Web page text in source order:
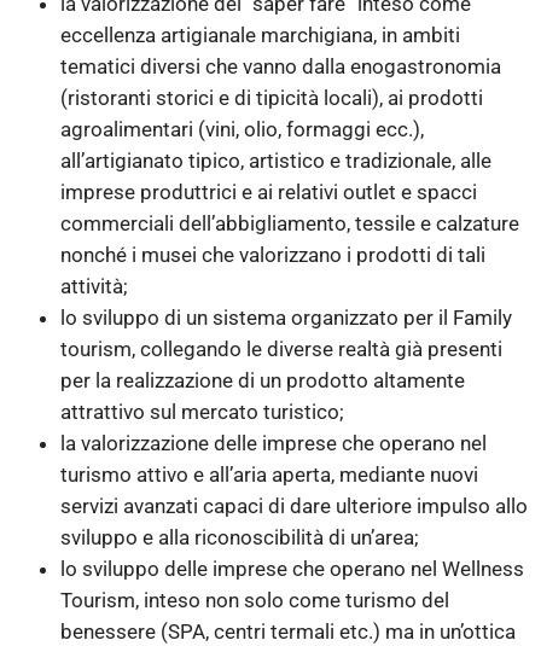
eccellenza artigianale marchigiana, in ambiti
tematici diversi che vanno dalla enogastronomia
(ristoranti storici e di tipicità locali), ai prodotti
agroalimentari (vini, olio, formaggi ecc.),
all’artigianato tipico, artistico e tradizionale, alle
imprese produttrici e ai relativi outlet e spacci
commerciali dell’abbigliamento, tessile e calzature
nonché i musei che valorizzano i prodotti di tali
attività;
lo sviluppo di un sistema organizzato per il Family
tourism, collegando le diverse realtà già presenti
per la realizzazione di un prodotto altamente
attrattivo sul mercato turistico;
la valorizzazione delle imprese che operano nel
turismo attivo e all’aria aperta, mediante nuovi
servizi avanzati capaci di dare ulteriore impulso allo
sviluppo e alla riconoscibilità di un’area;
lo sviluppo delle imprese che operano nel Wellness
Tourism, inteso non solo come turismo del
benessere (SPA, centri termali etc.) ma in un’ottica